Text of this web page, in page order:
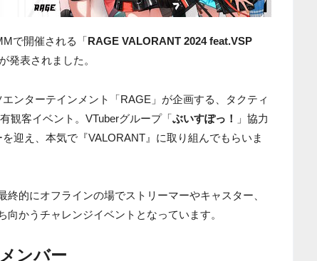
で開催される「RAGE VALORANT 2024 feat.VSP
発表されました。
ンターテインメント「RAGE」が企画する、タクティ
観客イベント。VTuberグループ「ぶいすぽっ！
」協力
迎え、本気で『VALORANT』に取り組んでもらいま
的にオフラインの場でストリーマーやキャスター、
かうチャレンジイベントとなっています。
ンバー